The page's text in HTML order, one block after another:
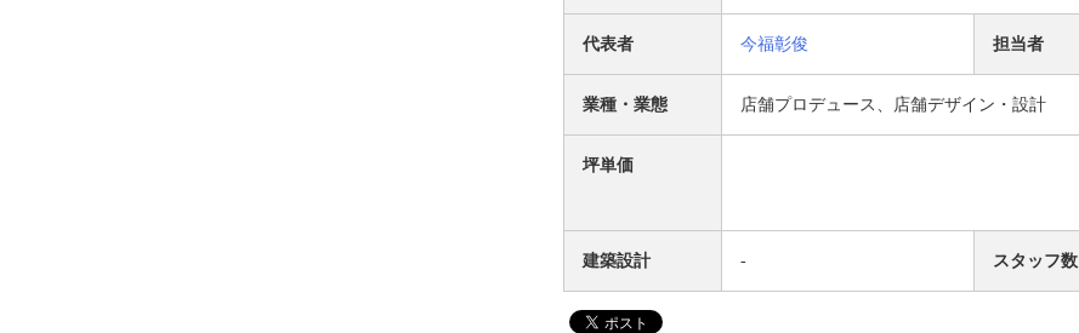
代表者 今福彰俊 担当者
業種・業態 店舗プロデュース、店舗デザイン・設計
坪単価
建築設計 - スタッフ数